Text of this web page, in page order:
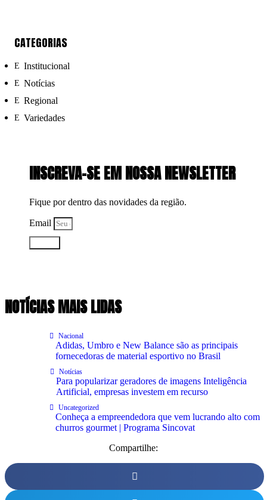
CATEGORIAS
Institucional
Notícias
Regional
Variedades
INSCREVA-SE EM NOSSA NEWSLETTER
Fique por dentro das novidades da região.
Email
NOTÍCIAS MAIS LIDAS
Nacional
Adidas, Umbro e New Balance são as principais
fornecedoras de material esportivo no Brasil
Notícias
Para popularizar geradores de imagens Inteligência
Artificial, empresas investem em recurso
Uncategorized
Conheça a empreendedora que vem lucrando alto com
churros gourmet | Programa Sincovat
Compartilhe: